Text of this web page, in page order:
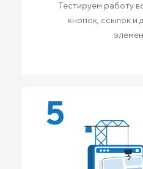
Тестируем работу
кнопок, ссылок и
5